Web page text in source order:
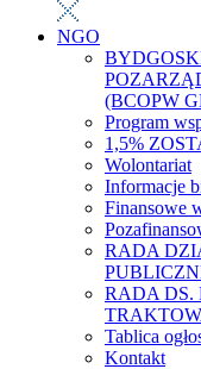
NGO
(BCOPW
Program
1,5%
Wolontariat
Informacje
Finansowe
RADA
RADA DS.
Tablica
Kontakt